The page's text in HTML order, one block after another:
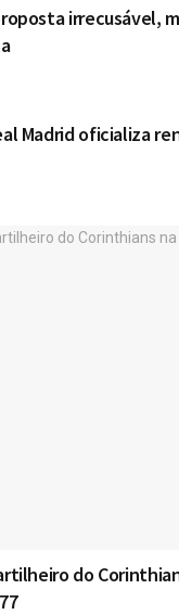
irrecusável,
Madrid oficializa
do